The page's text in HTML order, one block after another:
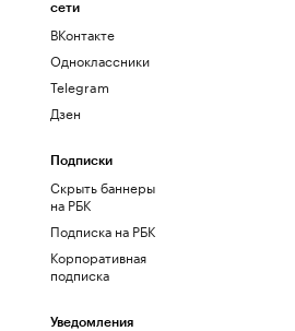
сети
ВКонтакте
Одноклассники
Telegram
Дзен
Подписки
Скрыть баннеры
на РБК
Подписка на РБК
Корпоративная
подписка
Уведомления